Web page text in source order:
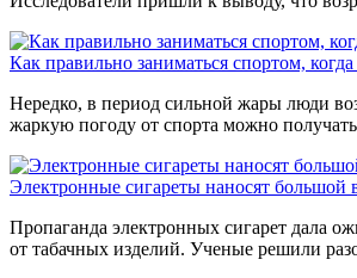
Как правильно заниматься спортом,
Нередко, в период сильной жары люди
жаркую погоду от спорта можно
Электронные сигареты наносят большой
Пропаганда электронных сигарет дала
от табачных изделий. Ученые решили